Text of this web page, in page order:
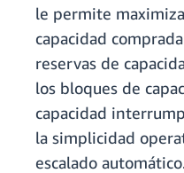
le permite
capacidad
reservas de
los bloques de
capacidad
la simplicidad
escalado